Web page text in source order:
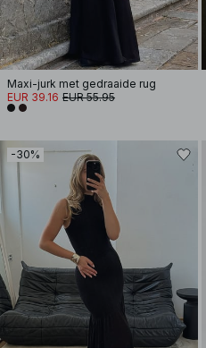
Maxi-jurk met gedraaide rug
EUR 39.16 EUR 55.95
-30%